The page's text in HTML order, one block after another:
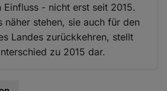
Einfluss - nicht erst seit 2015.
näher stehen, sie auch für den
Landes zurückkehren, stellt
zu 2015 dar.